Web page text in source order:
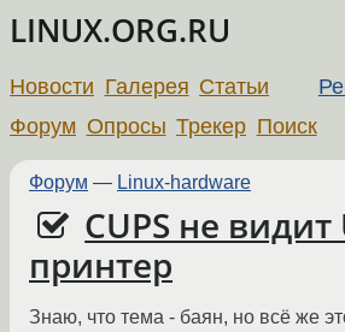
LINUX.ORG.RU
Новости Галерея Статьи
Форум Опросы Трекер Поиск
Форум — Linux-hardware
CUPS не видит
принтер
Знаю, что тема - баян, но всё же